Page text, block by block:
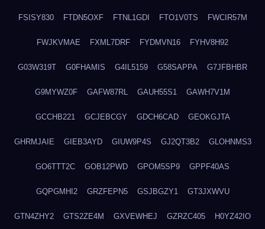
FSISY830 FTDN5OXF FTNL1GDI FTO1V0TS FWCIR57M
FWJKVMAE FXML7DRF FYDMVN16 FYHV8H92
G03W319T G0FHAMIS G4IL5159 G58SAPPA G7JFBHBR
G9MYWZ0F GAFW87RL GAUH55S1 GAWH7V1M
GCCHB221 GCJEBCGY GDCH6CAD GEOKGJTA
GHRMJAIE GIEB3AYD GIUW9P4S GJ2QT3B2 GLOHNMS3
GO6TTT2C GOB12PWD GPOM5SP9 GPPF40AS
GQPGMHI2 GRZFEPN5 GSJBGZY1 GT3JXWVU
GTN4ZHY2 GTS2ZE4M GXVEWHEJ GZRZC405 H0YZ42IO